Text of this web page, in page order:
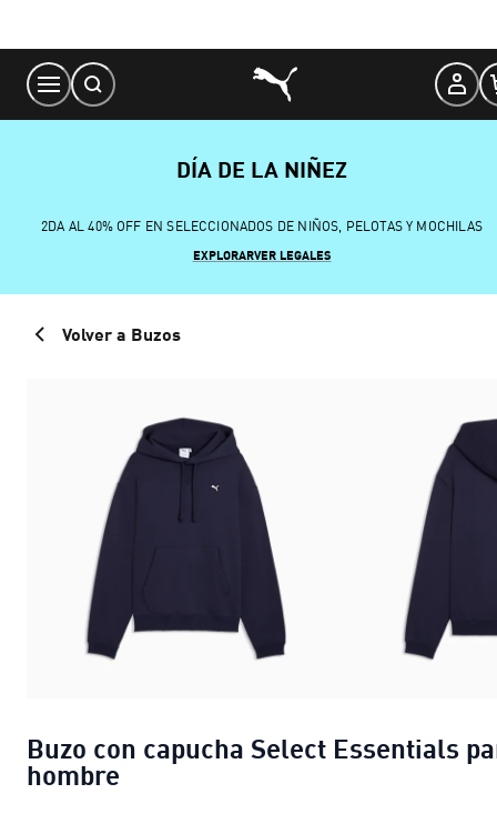
Content
DÍA DE LA NIÑEZ
2DA AL 40% OFF EN SELECCIONADOS DE NIÑOS, PELOTAS Y MOCHILAS
EXPLORARVER LEGALES
Volver a Buzos
Buzo con capucha Select Essentials
hombre